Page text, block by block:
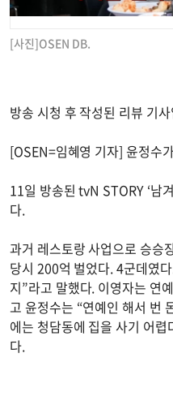
[사진]OSEN DB.
방송 시청 후 작성된 리뷰 기
[OSEN=임혜영 기자] 윤정수
11일 방송된 tvN STORY ‘남
다.
과거 레스토랑 사업으로 승승
당시 200억 벌었다. 4군데였
지”라고 말했다. 이영자는 연
고 윤정수는 “연예인 해서 번
에는 청담동에 집을 사기 어
다.